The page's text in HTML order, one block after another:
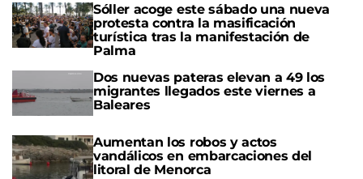
Sóller acoge este sábado una nueva
protesta contra la masificación
turística tras la manifestación de
Palma
Dos nuevas pateras elevan a 49 los
migrantes llegados este viernes a
Baleares
Aumentan los robos y actos
vandálicos en embarcaciones del
litoral de Menorca